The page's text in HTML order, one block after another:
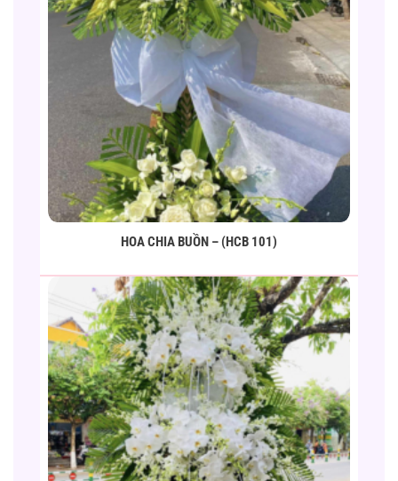
HOA CHIA BUỒN – (HCB 101)